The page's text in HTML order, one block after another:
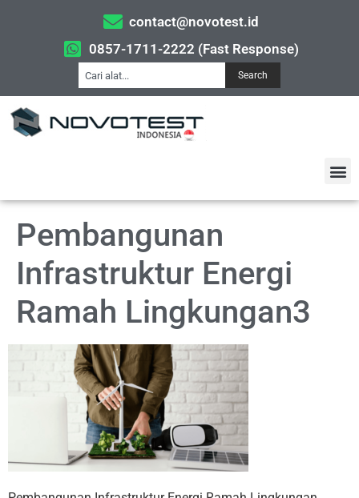
contact@novotest.id
0857-1711-2222 (Fast Response)
Search
Pembangunan
Infrastruktur Energi
Ramah Lingkungan3